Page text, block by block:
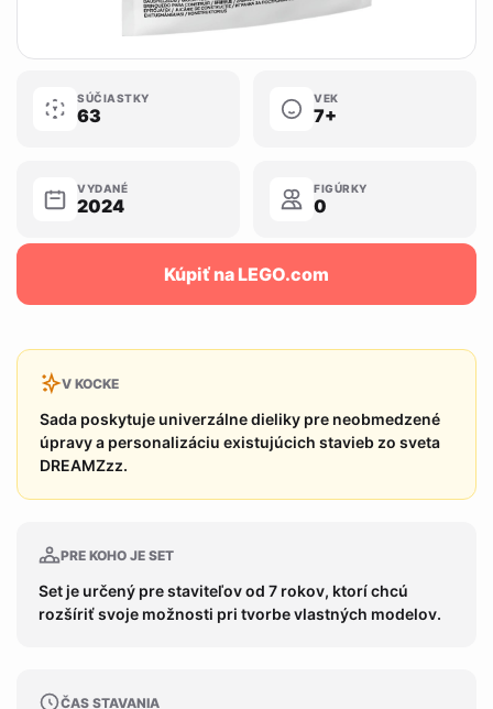
SÚČIASTKY
63
VEK
7+
VYDANÉ
2024
FIGÚRKY
0
Kúpiť na LEGO.com
V KOCKE
Sada poskytuje univerzálne dieliky pre neobmedzené
úpravy a personalizáciu existujúcich stavieb zo sveta
DREAMZzz.
PRE KOHO JE SET
Set je určený pre staviteľov od 7 rokov, ktorí chcú
rozšíriť svoje možnosti pri tvorbe vlastných modelov.
ČAS STAVANIA